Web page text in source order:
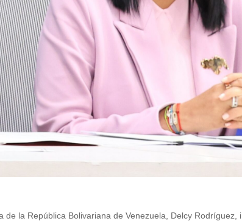
de la República Bolivariana de Venezuela, Delcy